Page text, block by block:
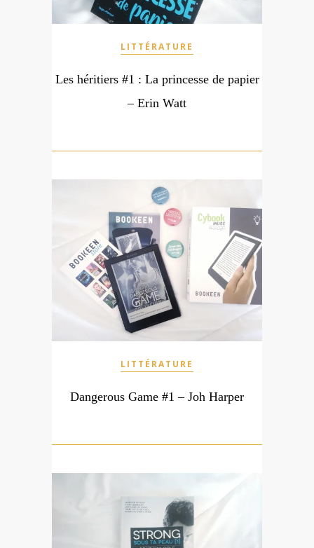
LITTÉRATURE
Les héritiers #1 : La princesse de papier
– Erin Watt
LITTÉRATURE
Dangerous Game #1 – Joh Harper